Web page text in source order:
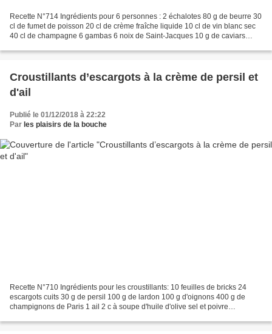
Recette N°714 Ingrédients pour 6 personnes : 2 échalotes 80 g de beurre 30
cl de fumet de poisson 20 cl de crème fraîche liquide 10 cl de vin blanc sec
40 cl de champagne 6 gambas 6 noix de Saint-Jacques 10 g de caviars
Croustillants d’escargots à la crème de persil et
d'ail
Publié le 01/12/2018 à 22:22
Par les plaisirs de la bouche
Recette N°710 Ingrédients pour les croustillants: 10 feuilles de bricks 24
escargots cuits 30 g de persil 100 g de lardon 100 g d'oignons 400 g de
champignons de Paris 1 ail 2 c à soupe d'huile d'olive sel et poivre